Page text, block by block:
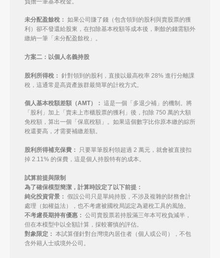
未分配盈餘稅：
如果公司賺了錢（包含領到的股利與賣股票的獲
利）卻不發還給股東，在扣除基本稅額等成本後，剩餘的錢需額外
繳納一筆「未分配盈餘稅」。
方案二：以個人名義持股
股利所得稅：
針對領到的股利，直接以最高稅率 28% 進行分離課
稅，這通常是高資產族群最簡單的計稅方式。
個人基本稅額差額（AMT）：
這是一個「多退少補」的機制。將
「股利」加上「賣未上市櫃股票的獲利」後，扣除 750 萬的大額
免稅額，算出一個「保底稅額」。如果這個數字比你原本繳的綜所
稅還要高，才需要補繳差額。
股利所得補充保費：
只要單筆股利領超過 2 萬元，就會被直接扣
掉 2.11% 的保費，這是個人持股特有的成本。
試算前提與限制
為了確保模型簡潔，計算時設定了以下前提：
純化投資背景：
假設公司只是單純持股，不涉及複雜的財務會計
處理（如權益法），也不考慮被國稅局認定為避稅工具的風險。
不考慮長期持有優惠：
公司賣股票若持股滿三年本可稅負減半，
但在本模型中以全額計算，採較審慎的評估。
對象限定：
本試算僅針對台灣境內居住者（個人或公司），不包
含外籍人士或境外公司。